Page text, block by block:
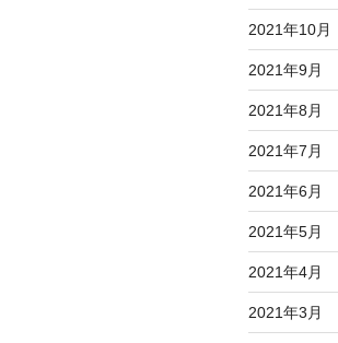
2021年10月
2021年9月
2021年8月
2021年7月
2021年6月
2021年5月
2021年4月
2021年3月